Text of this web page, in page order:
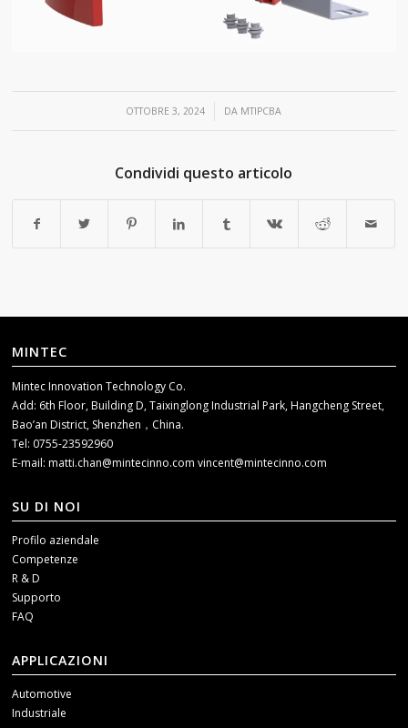
OTTOBRE 3, 2024
/ DA MTIPCBA
Condividi questo articolo
MINTEC
Mintec Innovation Technology Co.
Add: 6th Floor, Building D, Taixinglong Industrial Park, Hangcheng Street,
Bao’an District, Shenzhen，China.
Tel: 0755-23592960
E-mail:matti.chan@mintecinno.comvincent@mintecinno.com
SU DI NOI
Profilo aziendale
Competenze
R & D
Supporto
FAQ
APPLICAZIONI
Automotive
Industriale